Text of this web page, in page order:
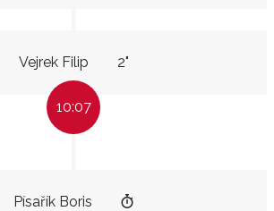
Vejrek Filip 2"
10:07
Písařík Boris